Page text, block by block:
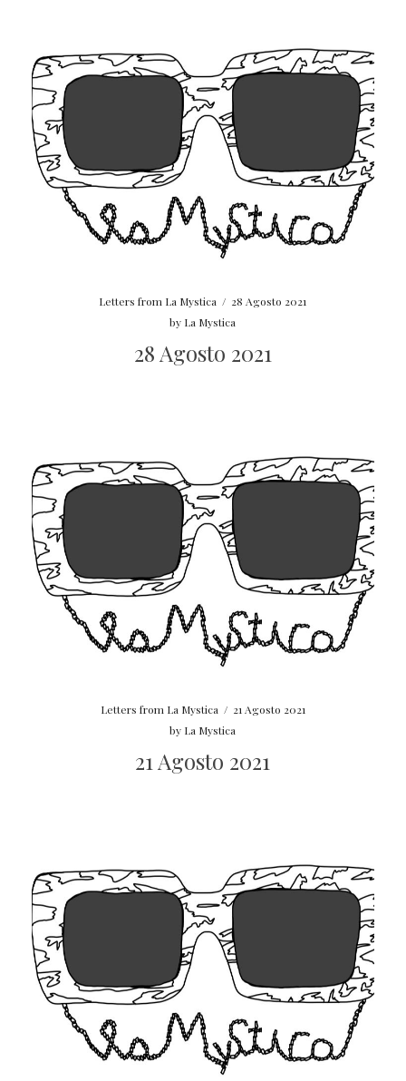
Letters from La Mystica / 28 Agosto 2021
by La Mystica
28 Agosto 2021
Letters from La Mystica / 21 Agosto 2021
by La Mystica
21 Agosto 2021